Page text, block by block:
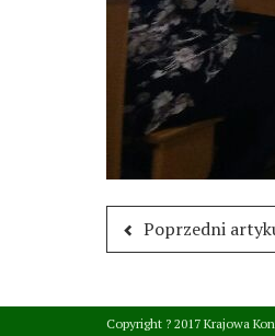
Poprzedni
Copyright ? 2017 Krajowa